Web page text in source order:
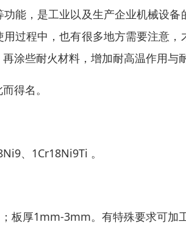
能，是工业以及生产企业机械设
过程中，也有很多地方需要注意
涂些耐火材料，增加耐高温作用与
得名。
、1Cr18Ni9Ti 。
板厚1mm-3mm。有特殊要求可加工